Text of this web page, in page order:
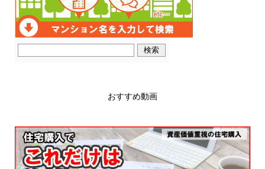
おすすめ動画